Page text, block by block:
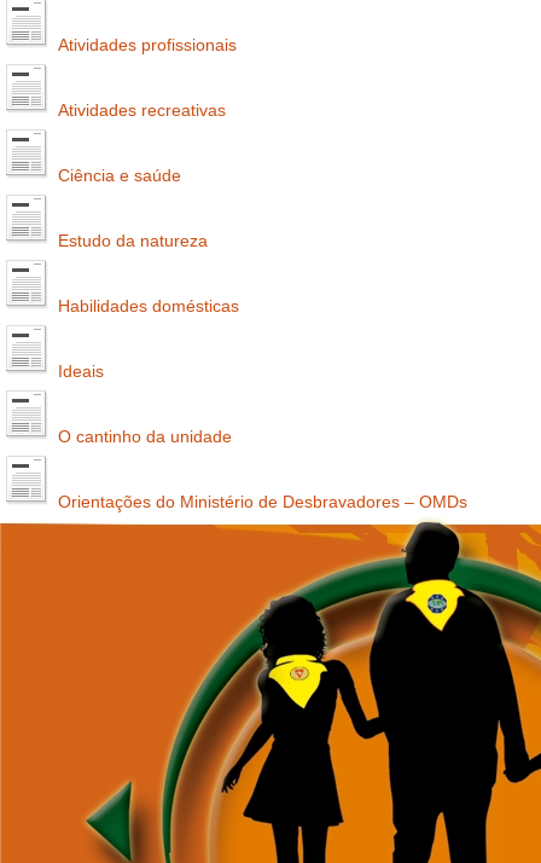
Atividades profissionais
Atividades recreativas
Ciência e saúde
Estudo da natureza
Habilidades domésticas
Ideais
O cantinho da unidade
Orientações do Ministério de Desbravadores – OMDs